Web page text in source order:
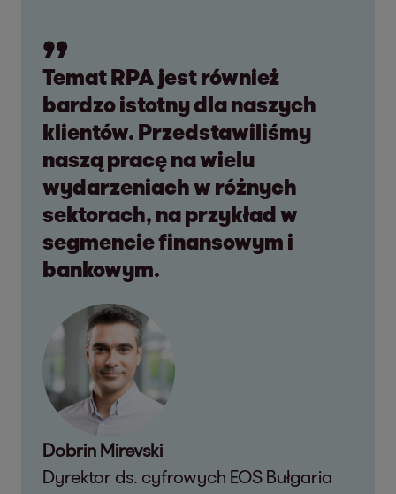
Temat RPA jest również
bardzo istotny dla naszych
klientów. Przedstawiliśmy
naszą pracę na wielu
wydarzeniach w różnych
sektorach, na przykład w
segmencie finansowym i
bankowym.
Dobrin Mirevski
Dyrektor ds. cyfrowych EOS Bułgaria